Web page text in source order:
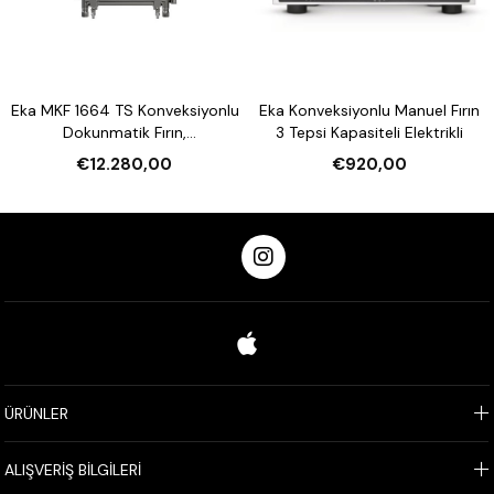
Eka MKF 1664 TS Konveksiyonlu
Dokunmatik Fırın,
Nemlendirmeli 16 Tepsi
Kapasiteli Elektrikli
€12.280,00
Eka Konveksiyonlu Manuel Fırın
3 Tepsi Kapasiteli Elektrikli
€920,00
ÜRÜNLER
ALIŞVERİŞ BİLGİLERİ